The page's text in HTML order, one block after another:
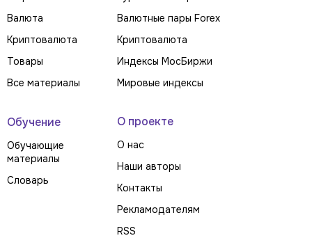
Валюта
Криптовалюта
Товары
Все материалы
Валютные пары Forex
Криптовалюта
Индексы МосБиржи
Мировые индексы
Обучение
Обучающие
материалы
Словарь
О проекте
О нас
Наши авторы
Контакты
Рекламодателям
RSS